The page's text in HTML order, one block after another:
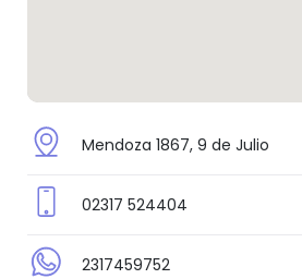
Mendoza 1867, 9 de Julio
02317 524404
2317459752